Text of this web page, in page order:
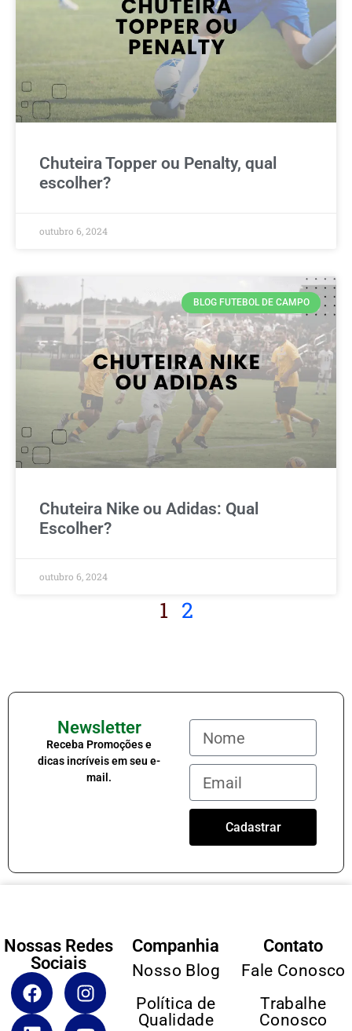
Chuteira Topper ou Penalty, qual
escolher?
outubro 6, 2024
BLOG FUTEBOL DE CAMPO
Chuteira Nike ou Adidas: Qual
Escolher?
outubro 6, 2024
1 2
Newsletter
Receba Promoções e
dicas incríveis em seu e-
mail.
Cadastrar
Nossas Redes
Sociais
Companhia
Nosso Blog
Política de
Qualidade
Contato
Fale Conosco
Trabalhe
Conosco